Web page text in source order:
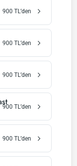
900 TL’den
900 TL’den
900 TL’den
900 TL’den
900 TL’den